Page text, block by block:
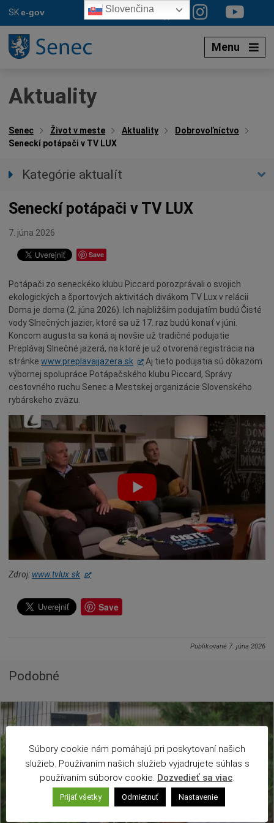
SKe-gov
Menu
Aktuality
Senec Život v meste Aktuality
Dobrovoľníctvo
Seneckí potápači v TV LUX
Kategórie aktualít
Spravodajstvo
Parkovacia politika
Kultúra
Dotácie
Údržba
Doprava
Oznamy
Mestský úrad
Projekty
Primátor
Otázky a odpovede
Napísali o nás
Osobnosti
História
Ocenenia
Voľby
Šport
Naše školy
Seniori
Národnostné menšiny
Rekonštrukcia
Turizmus
Slnečné jazerá
Zdravotníctvo
Dobrovoľníctvo
Rady a tipy
Benefícia
Seneckí potápači v TV LUX
7. júna 2026
Save
Potápači zo seneckéko klubu Piccard porozprávali o svojich
ekologických a športových aktivitách divákom TV Lux v relácii
Doma je doma (2. júna 2026). Ich najbližším podujatím budú Čisté
vody Slnečných jazier, ktoré sa už 17. raz budú konať v júni.
Koncom augusta sa koná aj novšie už tradičné podujatie
Preplávaj Slnečné jazerá, na ktoré je už otvorená registrácia na
stránke www.preplavajjazera.sk
Aj tieto podujatia sú dôkazom
výbornej spolupráce Potápačského klubu Piccard, Správy
cestovného ruchu Senec a Mestskej organizácie Slovenského
rybárskeho zväzu.
Zdroj: www.tvlux.sk
Save
Publikované 7. júna 2026
Podobné
Súbory cookie nám pomáhajú pri poskytovaní našich
služieb. Používaním našich služieb vyjadrujete súhlas s
používaním súborov cookie. Dozvedieť sa viac
Prijať všetky Odmietnuť Nastavenie
Slovenčina